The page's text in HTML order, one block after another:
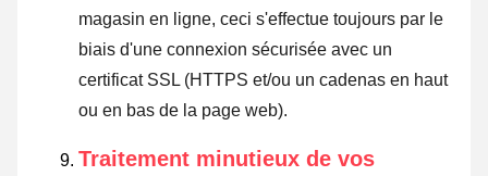
magasin en ligne, ceci s'effectue toujours par le
biais d'une connexion sécurisée avec un
certificat SSL (HTTPS et/ou un cadenas en haut
ou en bas de la page web).
Traitement minutieux de vos